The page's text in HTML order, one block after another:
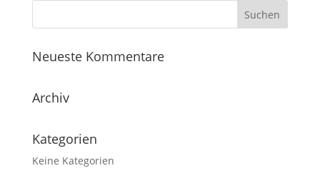
Neueste Kommentare
Archiv
Kategorien
Keine Kategorien